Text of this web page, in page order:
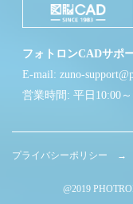
フォトロンCADサポ
E-mail: zuno-
営業時間: 平日10:00
プライバシーポリシー →
@2019